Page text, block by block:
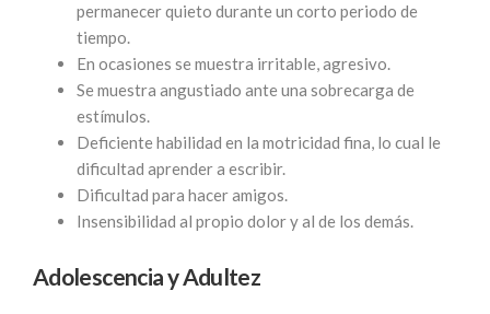
permanecer quieto durante un corto periodo de
tiempo.
En ocasiones se muestra irritable, agresivo.
Se muestra angustiado ante una sobrecarga de
estímulos.
Deficiente habilidad en la motricidad fina, lo cual le
dificultad aprender a escribir.
Dificultad para hacer amigos.
Insensibilidad al propio dolor y al de los demás.
Adolescencia y Adultez